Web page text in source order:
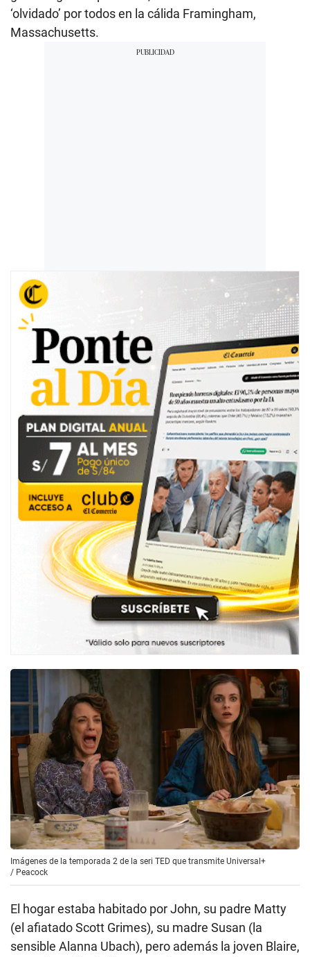
‘olvidado’ por todos en la cálida Framingham,
Massachusetts.
Imágenes de la temporada 2 de la seri TED que transmite Universal+
/ Peacock
El hogar estaba habitado por John, su padre Matty
(el afiatado Scott Grimes), su madre Susan (la
sensible Alanna Ubach), pero además la joven Blaire,